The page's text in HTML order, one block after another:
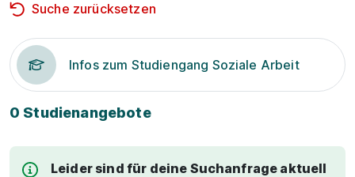
Suche zurücksetzen
Infos zum Studiengang Soziale Arbeit
0 Studienangebote
Leider sind für deine Suchanfrage aktuell